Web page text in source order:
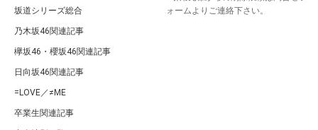
坂道シリーズ総合
乃木坂46関連記事
欅坂46・櫻坂46関連記事
日向坂46関連記事
=LOVE／≠ME
卒業生関連記事
ォームよりご連絡下さい。